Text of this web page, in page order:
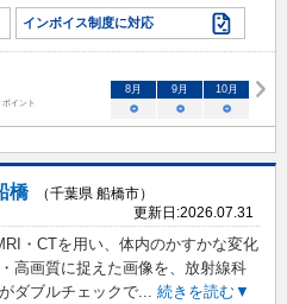
インボイス制度に対応
ポイント
8 月 9 月 10月
○ ○ ○
橋
（千葉県 船橋市）
更新日:2026.07.31
・CTを用い、体内のかすかな変化
高画質に捉えた画像を、放射線科
ダブルチェックで... 続きを読む▼